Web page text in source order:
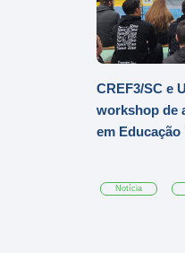
CREF3/SC e
workshop de
em Educação
Notícia